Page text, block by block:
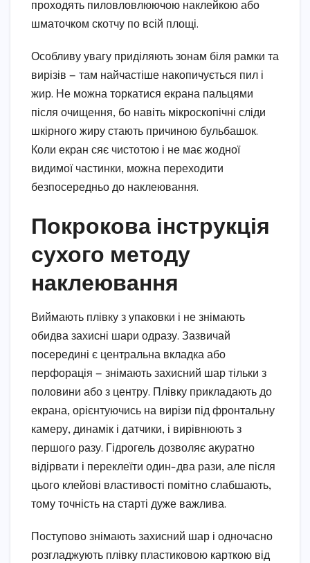
проходять пиловловлюючою наклейкою або
шматочком скотчу по всій площі.
Особливу увагу приділяють зонам біля рамки та
вирізів — там найчастіше накопичується пил і
жир. Не можна торкатися екрана пальцями
після очищення, бо навіть мікроскопічні сліди
шкірного жиру стають причиною бульбашок.
Коли екран сяє чистотою і не має жодної
видимої частинки, можна переходити
безпосередньо до наклеювання.
Покрокова інструкція
сухого методу
наклеювання
Виймають плівку з упаковки і не знімають
обидва захисні шари одразу. Зазвичай
посередині є центральна вкладка або
перфорація — знімають захисний шар тільки з
половини або з центру. Плівку прикладають до
екрана, орієнтуючись на вирізи під фронтальну
камеру, динамік і датчики, і вирівнюють з
першого разу. Гідрогель дозволяє акуратно
відірвати і переклеїти один-два рази, але після
цього клейові властивості помітно слабшають,
тому точність на старті дуже важлива.
Поступово знімають захисний шар і одночасно
розгладжують плівку пластиковою карткою від